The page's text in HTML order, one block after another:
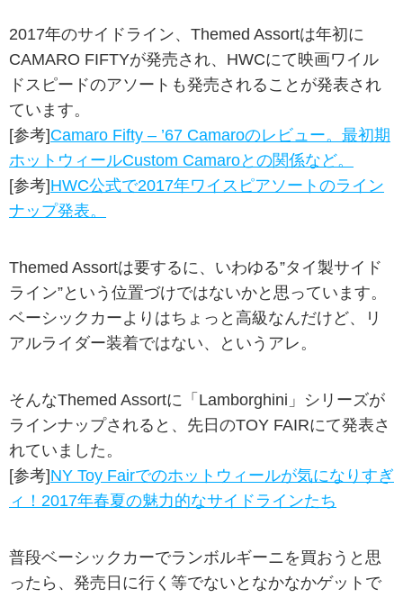
2017年のサイドライン、Themed Assortは年初に
CAMARO FIFTYが発売され、HWCにて映画ワイル
ドスピードのアソートも発売されることが発表され
ています。
[参考]Camaro Fifty – ’67 Camaroのレビュー。最初期
ホットウィールCustom Camaroとの関係など。
[参考]HWC公式で2017年ワイスピアソートのライン
ナップ発表。
Themed Assortは要するに、いわゆる”タイ製サイド
ライン”という位置づけではないかと思っています。
ベーシックカーよりはちょっと高級なんだけど、リ
アルライダー装着ではない、というアレ。
そんなThemed Assortに「Lamborghini」シリーズが
ラインナップされると、先日のTOY FAIRにて発表さ
れていました。
[参考]NY Toy Fairでのホットウィールが気になりすぎ
ィ！2017年春夏の魅力的なサイドラインたち
普段ベーシックカーでランボルギーニを買おうと思
ったら、発売日に行く等でないとなかなかゲットで